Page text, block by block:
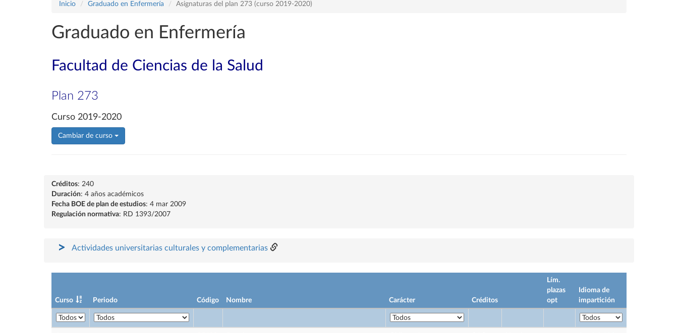
Inicio Graduado en Enfermería Asignaturas del plan 273 (curso 2019-2020)
Graduado en Enfermería
Facultad de Ciencias de la Salud
Plan 273
Curso 2019-2020
Cambiar de curso
Créditos: 240
Duración: 4 años académicos
Fecha BOE de plan de estudios: 4 mar 2009
Regulación normativa: RD 1393/2007
Actividades universitarias culturales y complementarias
Curso Periodo Código Nombre Carácter Créditos
Lím.
plazas
opt
Idioma de
impartición